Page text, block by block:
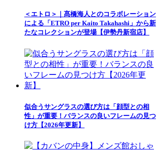
＜エトロ＞｜髙橋海人とのコラボレーション
による「ETRO per Kaito Takahashi」から新
たなコレクションが登場【伊勢丹新宿店】
似合うサングラスの選び方は「顔型との相
性」が重要！バランスの良いフレームの見つ
け方【2026年更新】